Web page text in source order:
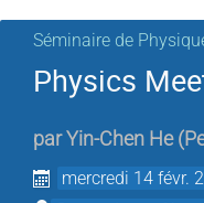
Séminaire de
Physics
parYin-Chen He (
mercredi 14 févr.